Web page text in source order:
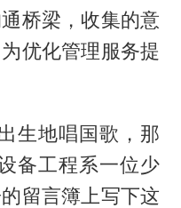
桥梁，收集的意
优化管理服务提
生地唱国歌，那
备工程系一位少
留言簿上写下这